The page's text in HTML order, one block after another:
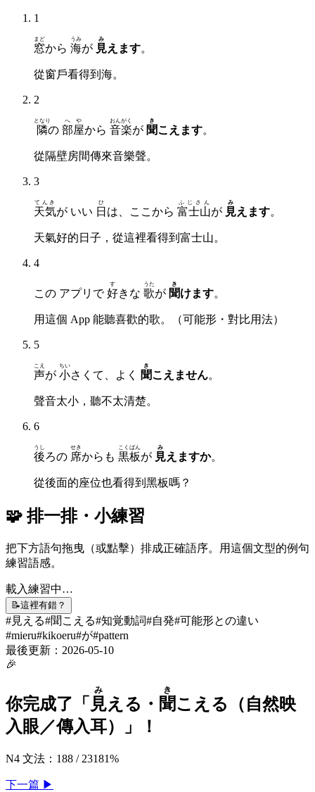
1
窓
まど
から 海
うみ
が 見
み
えます。
從窗戶看得到海。
2
隣
となり
の 部屋
へや
から 音楽
おんがく
が 聞
き
こえます。
從隔壁房間傳來音樂聲。
3
天気
てんき
が いい 日
ひ
は、ここから 富士山
ふじさん
が 見
み
えます。
天氣好的日子，從這裡看得到富士山。
4
この アプリで好
す
きな 歌
うた
が 聞
き
けます。
用這個 App 能聽喜歡的歌。（可能形・對比用法）
5
声
こえ
が 小
ちい
さくて、よく 聞
き
こえません。
聲音太小，聽不太清楚。
6
後
うし
ろの 席
せき
からも 黒板
こくばん
が 見
み
えますか。
從後面的座位也看得到黑板嗎？
🧩 排一排・小練習
把下方語句拖曳（或點擊）排成正確語序。用這個文型的例句
練習語感。
載入練習中…
📝這裡有錯？
#見える#聞こえる#知覚動詞#自発#可能形との違い
#mieru#kikoeru#が#pattern
最後更新： 2026-05-10
🎉
你完成了「 見
み
える・ 聞
き
こえる（自然映
入眼／傳入耳）
」！
N4 文法 ： 188 / 23181%
下一篇 ▶